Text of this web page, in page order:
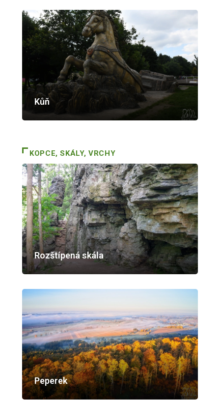
Kůň
KOPCE, SKÁLY, VRCHY
Rozštípená skála
Peperek